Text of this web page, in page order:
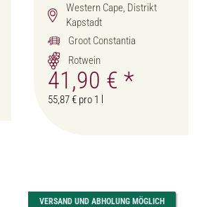
Western Cape, Distrikt
Kapstadt
Groot Constantia
Rotwein
41,90 € *
55,87 € pro 1 l
VERSAND UND ABHOLUNG MÖGLICH